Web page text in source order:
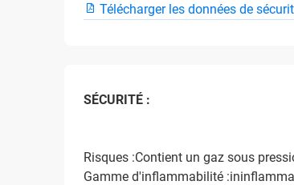
Télécharger les données de
SÉCURITÉ :
Risques :Contient un gaz sous
Gamme d'inflammabilité